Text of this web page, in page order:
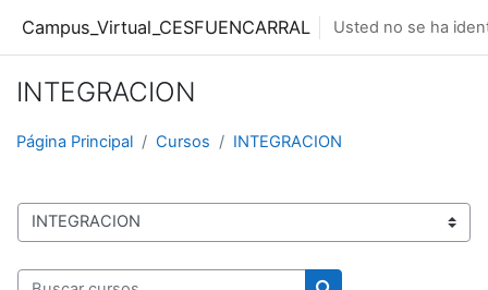
Campus_Virtual_CESFUENCARRAL Usted no se ha
INTEGRACION
Página Principal Cursos INTEGRACION
Categorías
Buscar cursos